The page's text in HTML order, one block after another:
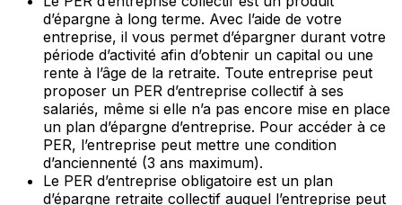
d’épargne à long terme. Avec l’aide de votre
entreprise, il vous permet d’épargner durant votre
période d’activité afin d’obtenir un capital ou une
rente à l’âge de la retraite. Toute entreprise peut
proposer un PER d’entreprise collectif à ses
salariés, même si elle n’a pas encore mise en place
un plan d’épargne d’entreprise. Pour accéder à ce
PER, l’entreprise peut mettre une condition
d’anciennenté (3 ans maximum).
Le PER d’entreprise obligatoire est un plan
d’épargne retraite collectif auquel l’entreprise peut